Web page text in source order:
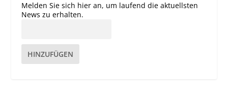
Melden Sie sich hier an, um laufend die aktuellsten
News zu erhalten.
HINZUFÜGEN